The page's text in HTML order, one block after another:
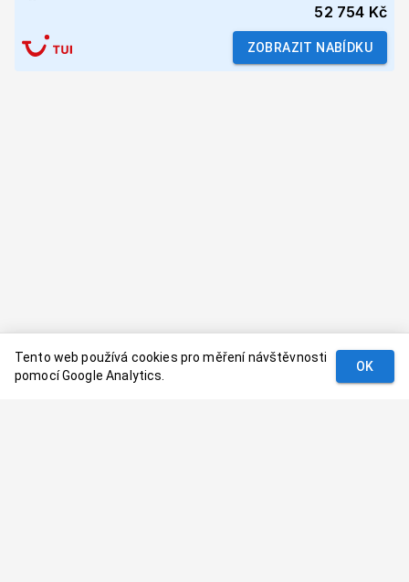
52 754 Kč
ZOBRAZIT NABÍDKU
Tento web používá cookies pro měření návštěvnosti
pomocí Google Analytics.
OK